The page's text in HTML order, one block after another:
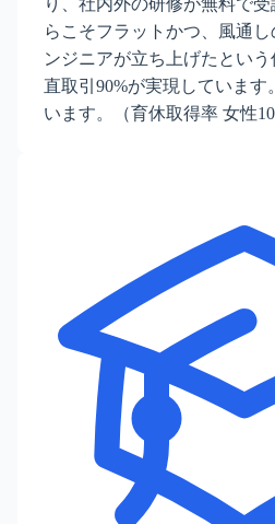
り、社内外の研修が無料で
らこそフラットかつ、風通
ンジニアが立ち上げたとい
直取引90%が実現しています
います。（育休取得率 女性